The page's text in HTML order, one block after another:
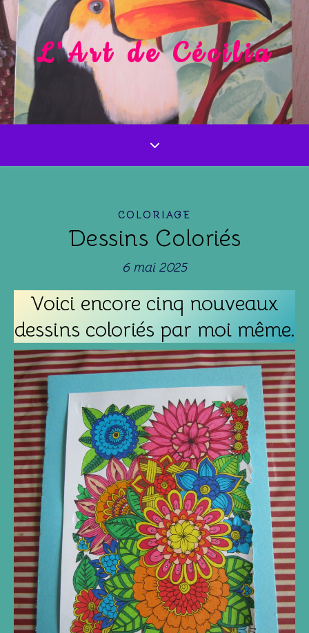
L'Art de Cécilia
COLORIAGE
Dessins Coloriés
6 mai 2025
Voici encore cinq nouveaux
dessins coloriés par moi même.